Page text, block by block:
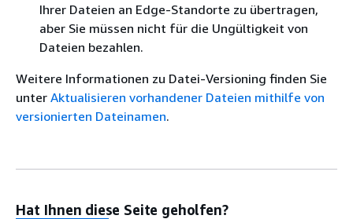
Ihrer Dateien an Edge-Standorte zu übertragen,
aber Sie müssen nicht für die Ungültigkeit von
Dateien bezahlen.
Weitere Informationen zu Datei-Versioning finden Sie
unter Aktualisieren vorhandener Dateien mithilfe von
versionierten Dateinamen.
Hat Ihnen diese Seite geholfen?